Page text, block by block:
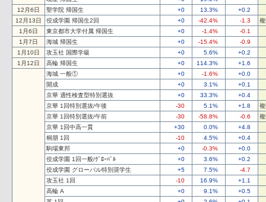
12月6日
聖学院 帰国生 +0 13.3%
+0.2
12月13日
佼成学園 帰国生2回 +0 -42.4% -1.3
1月6日
東京都市大学付属 帰国生 +0 -1.4%
-0.1
1月7日
海城 帰国生 +0 -15.4%
-0.9
1月10日
攻玉社 国際学級 +0 5.6%
+0.2
1月12日
高輪 帰国生 +0 114.3% +1.6
海城 一般① +0 -1.6%
+0.0
開成
+0 3.1%
+0.1
京華 適性検査型特別選抜
+0 33.3%
+0.4
京華 1回特別選抜/午後
-30 5.1% +1.8
京華 1回特別選抜/午前
-30 -58.8% -0.6
京華 1回中高一貫
+30 0.0%
+4.8
桐朋 1回
-10 4.5%
+0.4
駒場東邦
+0 -0.3%
+0.0
佼成学園 1回一般/ｸﾞﾛｰﾊﾞﾙ
+0 3.6%
+0.2
佼成学園 グローバル特別奨学生
+5 7.5%
-4.7
攻玉社 1回
-10 16.9%
+1.1
高輪 A
+0 9.1%
+0.5